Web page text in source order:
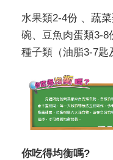
水果類2-4份 、蔬
碗、豆魚肉蛋類3-8
種子類（油脂3-7匙
你吃得均衡嗎?